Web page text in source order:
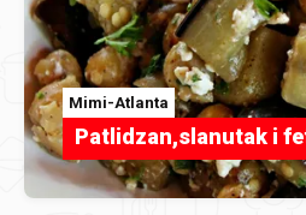
Mimi-Atlanta
Patlidzan,slanutak i